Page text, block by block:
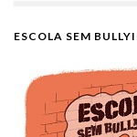
ESCOLA SEM